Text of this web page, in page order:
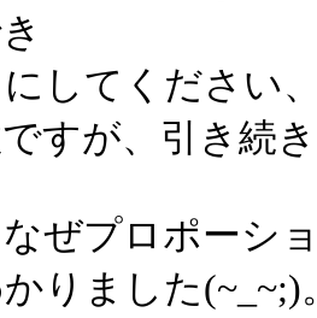
してください
すが、引き続
ぜプロポーシ
りました(~_~;)